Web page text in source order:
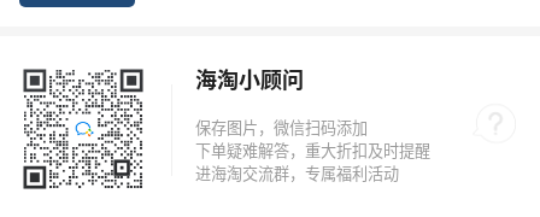
海淘小顾问